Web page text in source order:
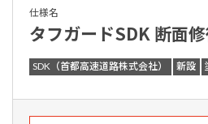
仕様名
タフガードSDK 断面
SDK（首都高速道路株式会社） 新設